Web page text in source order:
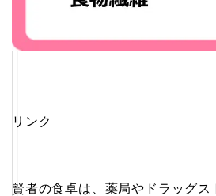
リンク
賢者の食卓は、薬局やドラッグス